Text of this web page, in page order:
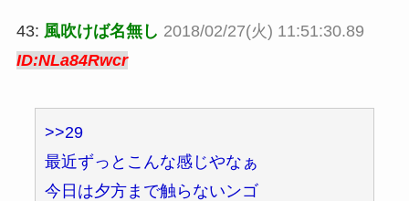
43: 風吹けば名無し 2018/02/27(火) 11:51:30.89
ID:NLa84Rwcr
>>29
最近ずっとこんな感じやなぁ
今日は夕方まで触らないンゴ